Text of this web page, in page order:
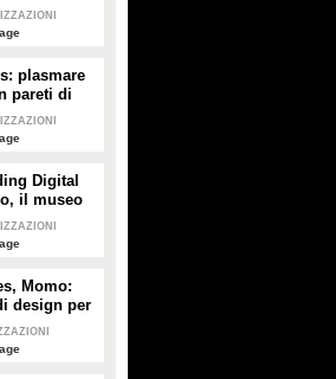
plasmare
pareti di
e legno
Digital
il museo
mondo
Momo:
design per
in casa